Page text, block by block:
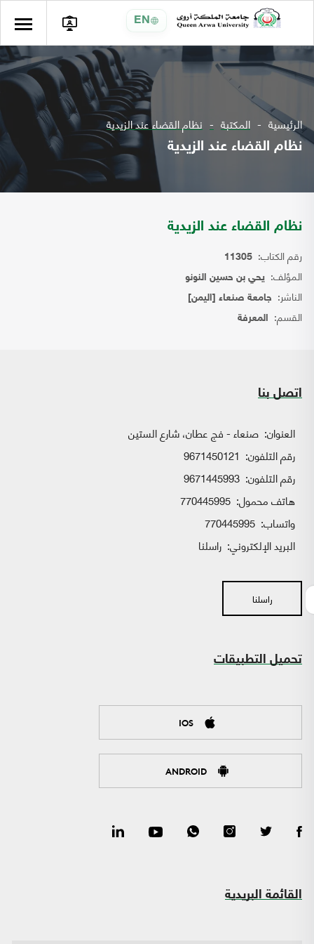
EN
الرئيسية المكتبة نظام القضاء عند الزيدية
نظام القضاء عند الزيدية
نظام القضاء عند الزيدية
رقم الكتاب: 11305
المؤلف: يحي بن حسين النونو
الناشر: جامعة صنعاء [اليمن]
القسم: المعرفة
اتصل بنا
العنوان: صنعاء - فج عطان، شارع الستين
رقم التلفون: 9671450121
رقم التلفون: 9671445993
هاتف محمول: 770445995
واتساب:
البريد الإلكتروني: راسلنا
راسلنا
تحميل التطبيقات
IOS
ANDROID
القائمة البريدية